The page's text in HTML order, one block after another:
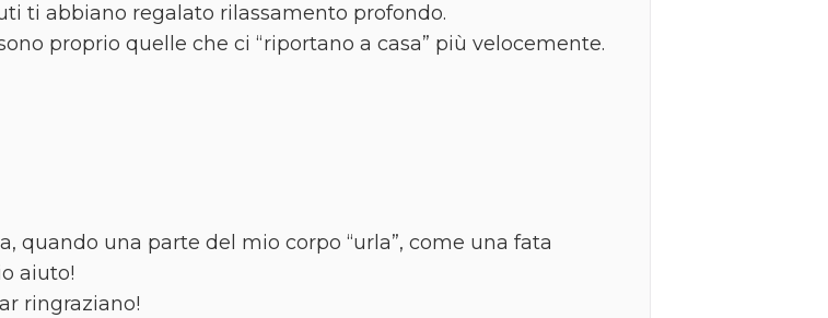
ti abbiano regalato rilassamento profondo.
proprio quelle che ci “riportano a casa” più velocemente.
quando una parte del mio corpo “urla”, come una fata
aiuto!
ringraziano!